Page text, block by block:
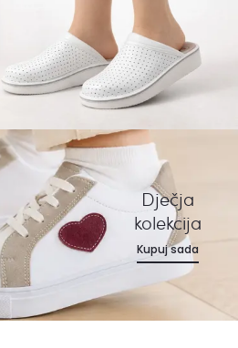
Dječja
kolekcija
Kupuj sada